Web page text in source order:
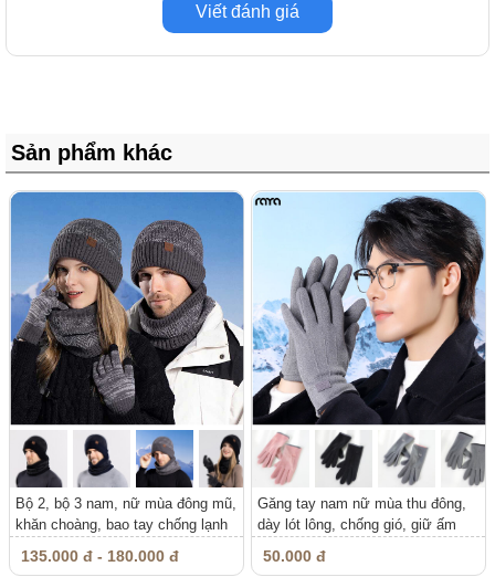
Viết đánh giá
Sản phẩm khác
Bộ 2, bộ 3 nam, nữ mùa đông mũ,
khăn choàng, bao tay chống lạnh
135.000 đ - 180.000 đ
Găng tay nam nữ mùa thu đông,
dày lót lông, chống gió, giữ ấm
50.000 đ